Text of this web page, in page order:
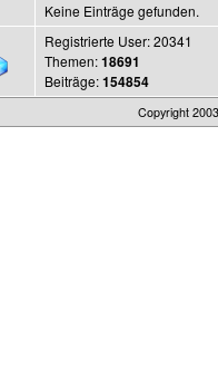
Keine Einträge gefunden.
Registrierte User: 20341
Themen:18691
Beiträge:154854
Copyright